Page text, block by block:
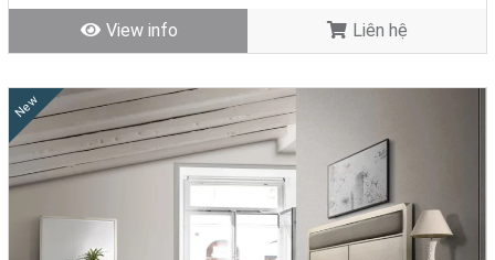
View info Liên hệ
New